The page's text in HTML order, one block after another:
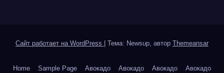
Сайт работает на WordPress Тема: Newsup, автор Themeansar
Home Sample Page Авокадо Авокадо Авокадо Авокадо